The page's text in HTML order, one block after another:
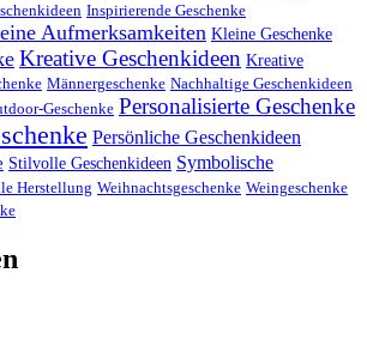
Inspirierende Geschenke
Aufmerksamkeiten Kleine Geschenke
Kreative Geschenkideen Kreative
Männergeschenke Nachhaltige Geschenkideen
Geschenke Personalisierte Geschenke
Persönliche Geschenkideen
Stilvolle Geschenkideen Symbolische
Herstellung Weihnachtsgeschenke Weingeschenke